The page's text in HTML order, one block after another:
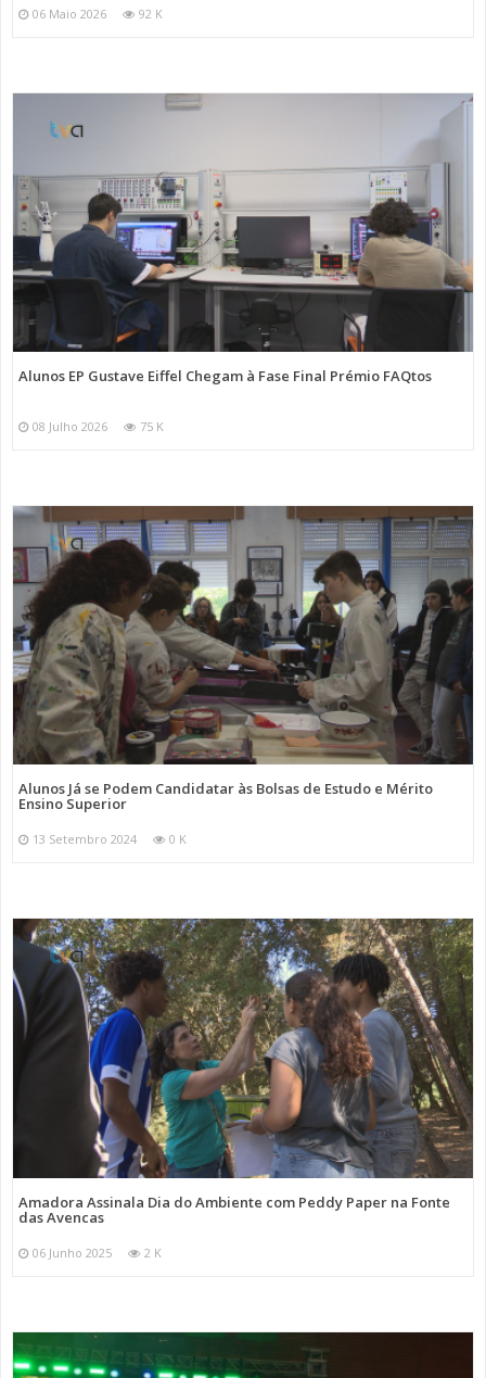
06 Maio 2026 92 K
Alunos EP Gustave Eiffel Chegam à Fase Final Prémio FAQtos
08 Julho 2026 75 K
Alunos Já se Podem Candidatar às Bolsas de Estudo e Mérito
Ensino Superior
13 Setembro 2024 0 K
Amadora Assinala Dia do Ambiente com Peddy Paper na Fonte
das Avencas
06 Junho 2025 2 K